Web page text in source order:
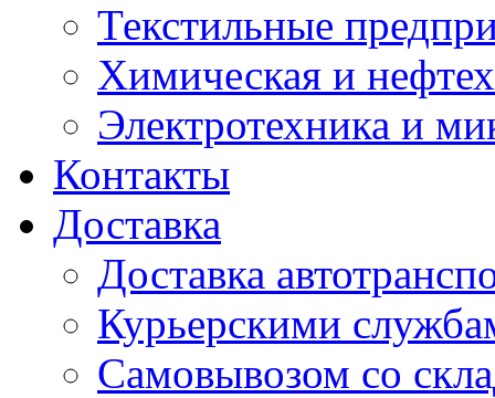
Текстильные
Химическая и
Электротехника и
Контакты
Доставка
Доставка
Курьерскими
Самовывозом со